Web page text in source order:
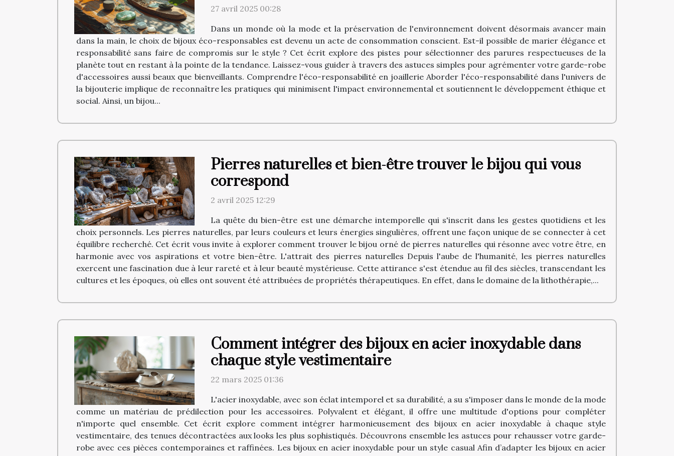
27 avril 2025 00:28
Dans un monde où la mode et la préservation de l'environnement doivent désormais avancer main
dans la main, le choix de bijoux éco-responsables est devenu un acte de consommation conscient. Est-il possible de marier élégance et
responsabilité sans faire de compromis sur le style ? Cet écrit explore des pistes pour sélectionner des parures respectueuses de la
planète tout en restant à la pointe de la tendance. Laissez-vous guider à travers des astuces simples pour agrémenter votre garde-robe
d'accessoires aussi beaux que bienveillants. Comprendre l'éco-responsabilité en joaillerie Aborder l'éco-responsabilité dans l'univers de
la bijouterie implique de reconnaître les pratiques qui minimisent l'impact environnemental et soutiennent le développement éthique et
social. Ainsi, un bijou...
Pierres naturelles et bien-être trouver le bijou qui vous
correspond
2 avril 2025 12:29
La quête du bien-être est une démarche intemporelle qui s'inscrit dans les gestes quotidiens et les
choix personnels. Les pierres naturelles, par leurs couleurs et leurs énergies singulières, offrent une façon unique de se connecter à cet
équilibre recherché. Cet écrit vous invite à explorer comment trouver le bijou orné de pierres naturelles qui résonne avec votre être, en
harmonie avec vos aspirations et votre bien-être. L'attrait des pierres naturelles Depuis l'aube de l'humanité, les pierres naturelles
exercent une fascination due à leur rareté et à leur beauté mystérieuse. Cette attirance s'est étendue au fil des siècles, transcendant les
cultures et les époques, où elles ont souvent été attribuées de propriétés thérapeutiques. En effet, dans le domaine de la lithothérapie,...
Comment intégrer des bijoux en acier inoxydable dans
chaque style vestimentaire
22 mars 2025 01:36
L'acier inoxydable, avec son éclat intemporel et sa durabilité, a su s'imposer dans le monde de la mode
comme un matériau de prédilection pour les accessoires. Polyvalent et élégant, il offre une multitude d'options pour compléter
n'importe quel ensemble. Cet écrit explore comment intégrer harmonieusement des bijoux en acier inoxydable à chaque style
vestimentaire, des tenues décontractées aux looks les plus sophistiqués. Découvrons ensemble les astuces pour rehausser votre garde-
robe avec ces pièces contemporaines et raffinées. Les bijoux en acier inoxydable pour un style casual Afin d’adapter les bijoux en acier